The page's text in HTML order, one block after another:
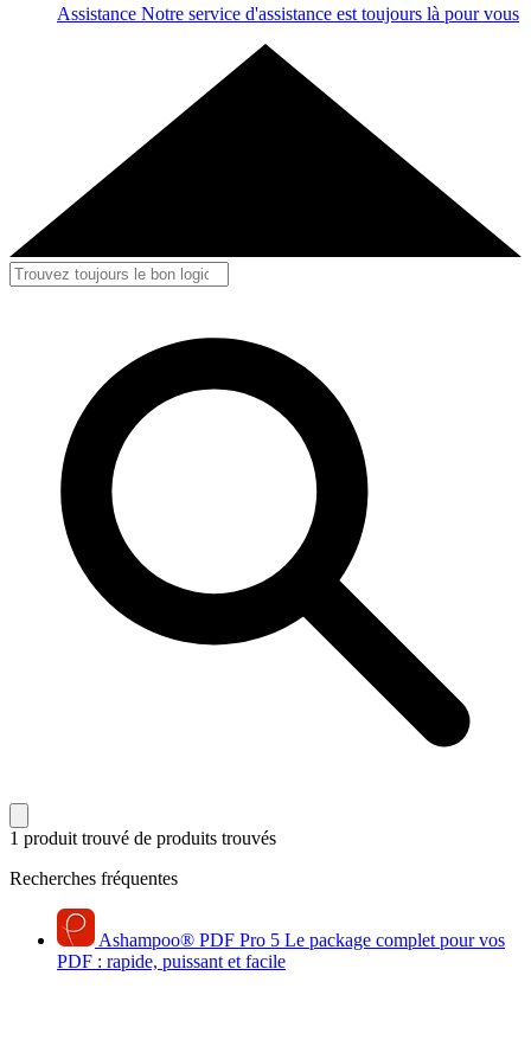
Assistance Notre service d'assistance est toujours là pour vous
1 produit trouvé de produits trouvés
Recherches fréquentes
Ashampoo® PDF Pro 5 Le package complet pour vos
PDF : rapide, puissant et facile